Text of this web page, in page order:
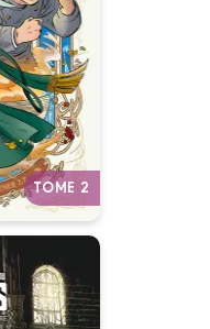
TOME 2
:
des